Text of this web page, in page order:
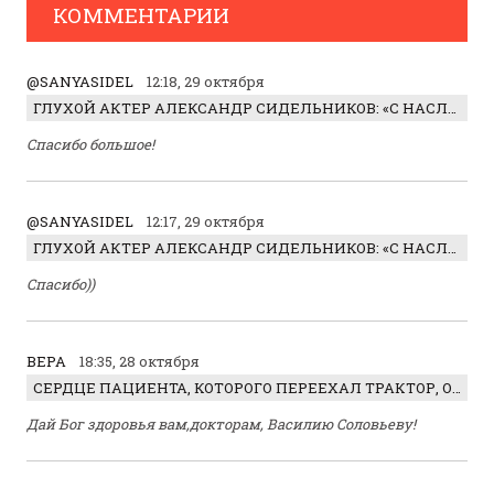
КОММЕНТАРИИ
@SANYASIDEL
12:18, 29 октября
ГЛУХОЙ АКТЕР АЛЕКСАНДР СИДЕЛЬНИКОВ: «С НАСЛАЖДЕНИЕМ ИГРАЛ ОТРИЦАТЕЛЬНОГО ГЕРОЯ!»
Спасибо большое!
@SANYASIDEL
12:17, 29 октября
ГЛУХОЙ АКТЕР АЛЕКСАНДР СИДЕЛЬНИКОВ: «С НАСЛАЖДЕНИЕМ ИГРАЛ ОТРИЦАТЕЛЬНОГО ГЕРОЯ!»
Спасибо))
ВЕРА
18:35, 28 октября
СЕРДЦЕ ПАЦИЕНТА, КОТОРОГО ПЕРЕЕХАЛ ТРАКТОР, ОБНАРУЖИЛИ… В ЖИВОТЕ
Дай Бог здоровья вам,докторам, Василию Соловьеву!